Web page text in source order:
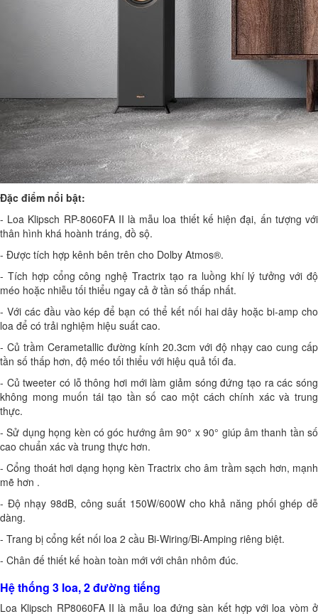
Đặc điểm nổi bật:
- Loa Klipsch RP-8060FA II là mẫu loa thiết kế hiện đại, ấn tượng với
thân hình khá hoành tráng, đồ sộ.
- Được tích hợp kênh bên trên cho Dolby Atmos®.
- Tích hợp cổng công nghệ Tractrix tạo ra luồng khí lý tưởng với độ
méo hoặc nhiễu tối thiểu ngay cả ở tần số thấp nhất.
- Với các đầu vào kép để bạn có thể kết nối hai dây hoặc bi-amp cho
loa để có trải nghiệm hiệu suất cao.
- Củ trầm Cerametallic đường kính 20.3cm với độ nhạy cao cung cấp
tần số thấp hơn, độ méo tối thiểu với hiệu quả tối đa.
- Củ tweeter có lỗ thông hơi mới làm giảm sóng đứng tạo ra các sóng
không mong muốn tái tạo tần số cao một cách chính xác và trung
thực.
- Sử dụng họng kèn có góc hướng âm 90° x 90° giúp âm thanh tần số
cao chuẩn xác và trung thực hơn.
- Cổng thoát hơi dạng họng kèn Tractrix cho âm trầm sạch hơn, mạnh
mẽ hơn .
- Độ nhạy 98dB, công suất 150W/600W cho khả năng phối ghép dễ
dàng.
- Trang bị cổng kết nối loa 2 cầu Bi-Wiring/Bi-Amping riêng biệt.
- Chân đế thiết kế hoàn toàn mới với chân nhôm đúc.
Hệ thống 3 loa, 2 đường tiếng
Loa Klipsch RP8060FA II là mẫu loa đứng sàn kết hợp với loa vòm ở